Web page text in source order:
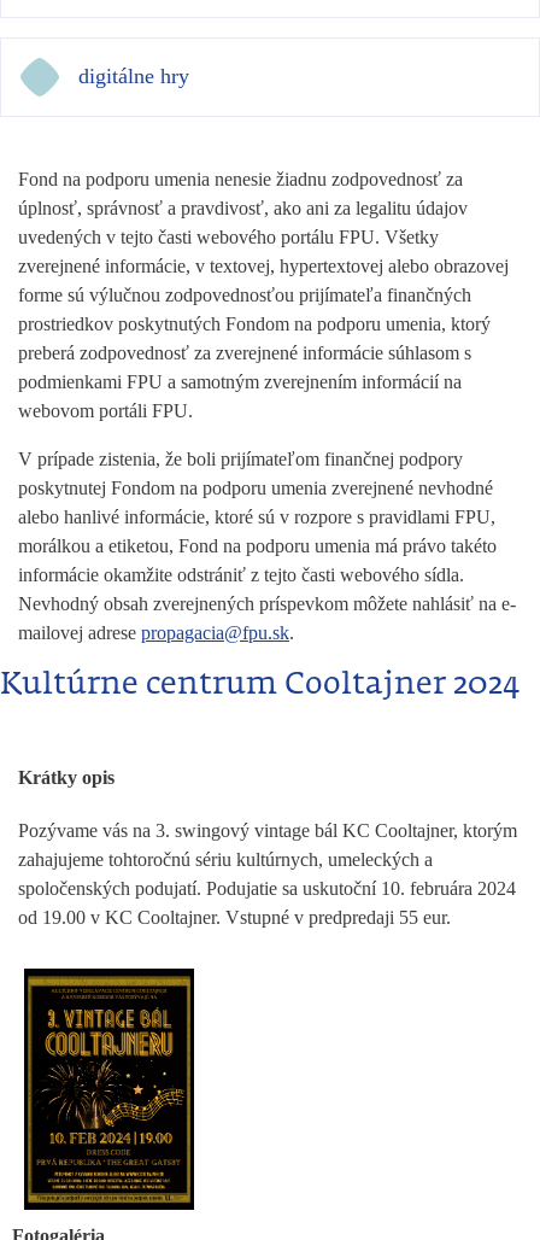
digitálne hry
Fond na podporu umenia nenesie žiadnu zodpovednosť za
úplnosť, správnosť a pravdivosť, ako ani za legalitu údajov
uvedených v tejto časti webového portálu FPU. Všetky
zverejnené informácie, v textovej, hypertextovej alebo obrazovej
forme sú výlučnou zodpovednosťou prijímateľa finančných
prostriedkov poskytnutých Fondom na podporu umenia, ktorý
preberá zodpovednosť za zverejnené informácie súhlasom s
podmienkami FPU a samotným zverejnením informácií na
webovom portáli FPU.
V prípade zistenia, že boli prijímateľom finančnej podpory
poskytnutej Fondom na podporu umenia zverejnené nevhodné
alebo hanlivé informácie, ktoré sú v rozpore s pravidlami FPU,
morálkou a etiketou, Fond na podporu umenia má právo takéto
informácie okamžite odstrániť z tejto časti webového sídla.
Nevhodný obsah zverejnených príspevkom môžete nahlásiť na e-
mailovej adrese propagacia@fpu.sk.
Kultúrne centrum Cooltajner 2024
Krátky opis
Pozývame vás na 3. swingový vintage bál KC Cooltajner, ktorým
zahajujeme tohtoročnú sériu kultúrnych, umeleckých a
spoločenských podujatí. Podujatie sa uskutoční 10. februára 2024
od 19.00 v KC Cooltajner. Vstupné v predpredaji 55 eur.
Fotogaléria